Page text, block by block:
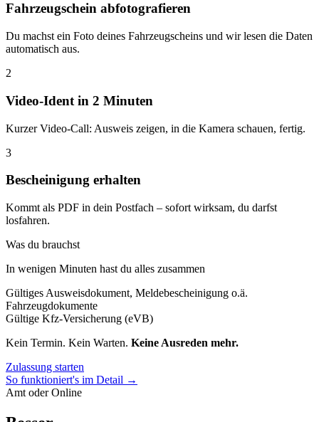
Fahrzeugschein abfotografieren
Du machst ein Foto deines Fahrzeugscheins und wir lesen die Daten
automatisch aus.
2
Video-Ident in 2 Minuten
Kurzer Video-Call: Ausweis zeigen, in die Kamera schauen, fertig.
3
Bescheinigung erhalten
Kommt als PDF in dein Postfach – sofort wirksam, du darfst
losfahren.
Was du brauchst
In wenigen Minuten hast du alles zusammen
Gültiges Ausweisdokument, Meldebescheinigung o.ä.
Fahrzeugdokumente
Gültige Kfz-Versicherung (eVB)
Kein Termin. Kein Warten. Keine Ausreden mehr.
Zulassung starten
So funktioniert's im Detail →
Amt oder Online